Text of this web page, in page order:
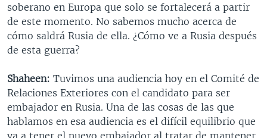
soberano en Europa que solo se fortalecerá a partir
de este momento. No sabemos mucho acerca de
cómo saldrá Rusia de ella. ¿Cómo ve a Rusia después
de esta guerra?
Shaheen: Tuvimos una audiencia hoy en el Comité de
Relaciones Exteriores con el candidato para ser
embajador en Rusia. Una de las cosas de las que
hablamos en esa audiencia es el difícil equilibrio que
va a tener el nuevo embajador al tratar de mantener